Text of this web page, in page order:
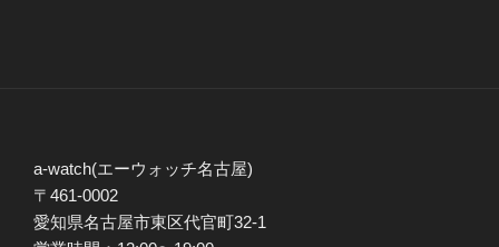
a-watch(エーウォッチ名古屋)
〒461-0002
愛知県名古屋市東区代官町32-1